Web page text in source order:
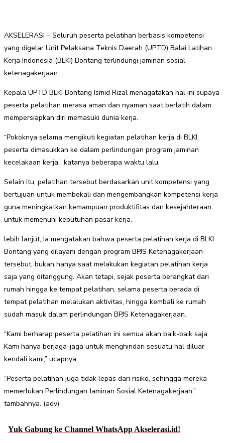
AKSELERASI – Seluruh peserta pelatihan berbasis kompetensi
yang digelar Unit Pelaksana Teknis Daerah (UPTD) Balai Latihan
Kerja Indonesia (BLKI) Bontang terlindungi jaminan sosial
ketenagakerjaan.
Kepala UPTD BLKI Bontang Ismid Rizal menagatakan hal ini supaya
peserta pelatihan merasa aman dan nyaman saat berlatih dalam
mempersiapkan diri memasuki dunia kerja.
“Pokoknya selama mengikuti kegiatan pelatihan kerja di BLKI,
peserta dimasukkan ke dalam perlindungan program jaminan
kecelakaan kerja,” katanya beberapa waktu lalu.
Selain itu, pelatihan tersebut berdasarkan unit kompetensi yang
bertujuan untuk membekali dan mengembangkan kompetensi kerja
guna meningkatkan kemampuan produktifitas dan kesejahteraan
untuk memenuhi kebutuhan pasar kerja.
lebih lanjut, Ia mengatakan bahwa peserta pelatihan kerja di BLKI
Bontang yang dilayani dengan program BPJS Ketenagakerjaan
tersebut, bukan hanya saat melakukan kegiatan pelatihan kerja
saja yang ditanggung. Akan tetapi, sejak peserta berangkat dari
rumah hingga ke tempat pelatihan, selama peserta berada di
tempat pelatihan melalukan aktivitas, hingga kembali ke rumah
sudah masuk dalam perlindungan BPJS Ketenagakerjaan.
“Kami berharap peserta pelatihan ini semua akan baik-baik saja.
Kami hanya berjaga-jaga untuk menghindari sesuatu hal diluar
kendali kami,” ucapnya.
“Peserta pelatihan juga tidak lepas dari risiko, sehingga mereka
memerlukan Perlindungan Jaminan Sosial Ketenagakerjaan,”
tambahnya. (adv)
Yuk Gabung ke Channel WhatsApp Akselerasi.id!